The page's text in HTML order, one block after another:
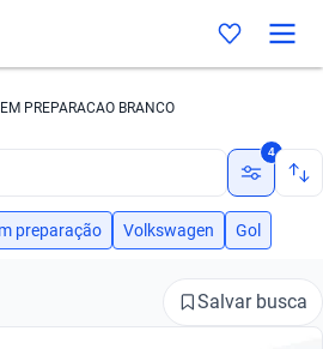
PREPARACAO BRANCO
4
preparação Volkswagen Gol
Salvar busca